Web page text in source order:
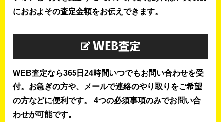
におおよその査定金額をお伝えできます。
WEB査定
WEB査定なら365日24時間いつでもお問い合わせを受
付。お急ぎの方や、メールで連絡のやり取りをご希望
の方などに便利です。 4つの必須事項のみでお問い合
わせが可能です。